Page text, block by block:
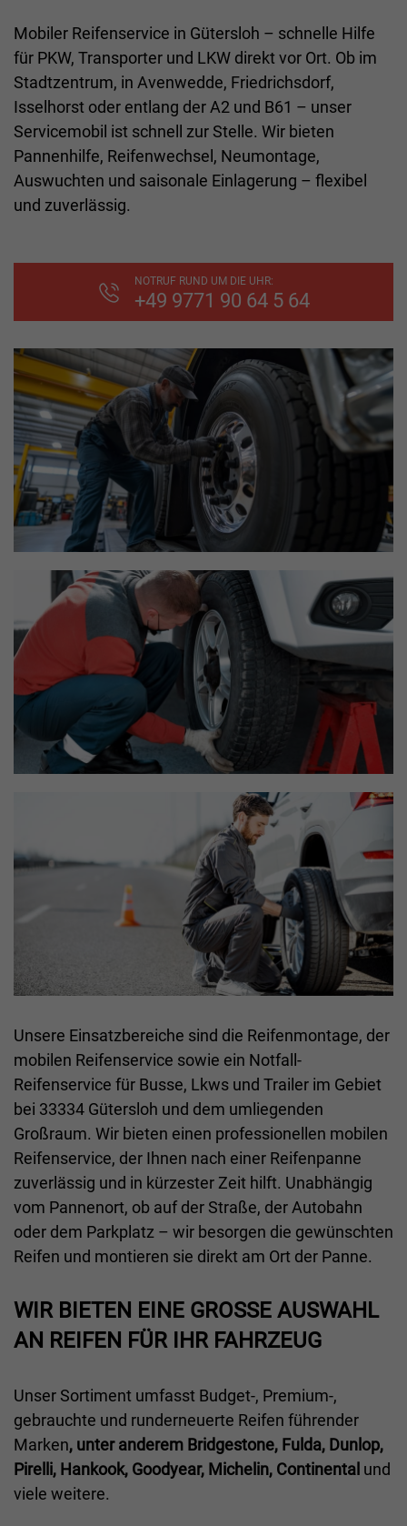
Mobiler Reifenservice in Gütersloh – schnelle Hilfe
für PKW, Transporter und LKW direkt vor Ort. Ob im
Stadtzentrum, in Avenwedde, Friedrichsdorf,
Isselhorst oder entlang der A2 und B61 – unser
Servicemobil ist schnell zur Stelle. Wir bieten
Pannenhilfe, Reifenwechsel, Neumontage,
Auswuchten und saisonale Einlagerung – flexibel
und zuverlässig.
NOTRUF RUND UM DIE UHR:
+49 9771 90 64 5 64
Unsere Einsatzbereiche sind die Reifenmontage, der
mobilen Reifenservice sowie ein Notfall-
Reifenservice für Busse, Lkws und Trailer im Gebiet
bei 33334 Gütersloh und dem umliegenden
Großraum. Wir bieten einen professionellen mobilen
Reifenservice, der Ihnen nach einer Reifenpanne
zuverlässig und in kürzester Zeit hilft. Unabhängig
vom Pannenort, ob auf der Straße, der Autobahn
oder dem Parkplatz – wir besorgen die gewünschten
Reifen und montieren sie direkt am Ort der Panne.
WIR BIETEN EINE GROSSE AUSWAHL A
N REIFEN FÜR IHR FAHRZEUG
Unser Sortiment umfasst Budget-, Premium-,
gebrauchte und runderneuerte Reifen führender
Marken, unter anderem Bridgestone, Fulda, Dunlop,
Pirelli, Hankook, Goodyear, Michelin, Continental und
viele weitere.